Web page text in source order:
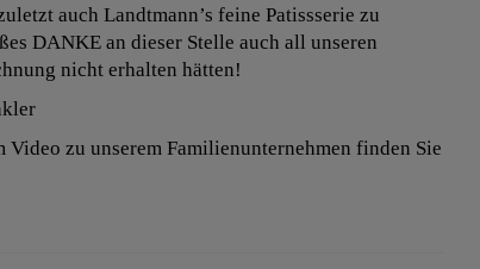
auch Landtmann’s feine Patissserie zu
DANKE an dieser Stelle auch all unseren
nicht erhalten hätten!
zu unserem Familienunternehmen finden Sie